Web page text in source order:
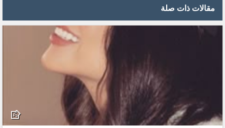
مقالات ذات صلة